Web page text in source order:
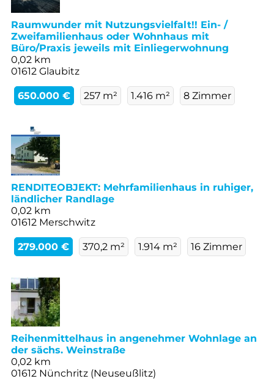
Raumwunder mit Nutzungsvielfalt!! Ein- /
Zweifamilienhaus oder Wohnhaus mit
Büro/Praxis jeweils mit Einliegerwohnung
0,02 km
01612 Glaubitz
650.000 € 257 m² 1.416 m² 8 Zimmer
RENDITEOBJEKT: Mehrfamilienhaus in ruhiger,
ländlicher Randlage
0,02 km
01612 Merschwitz
279.000 € 370,2 m² 1.914 m² 16 Zimmer
Reihenmittelhaus in angenehmer Wohnlage an
der sächs. Weinstraße
0,02 km
01612 Nünchritz (Neuseußlitz)